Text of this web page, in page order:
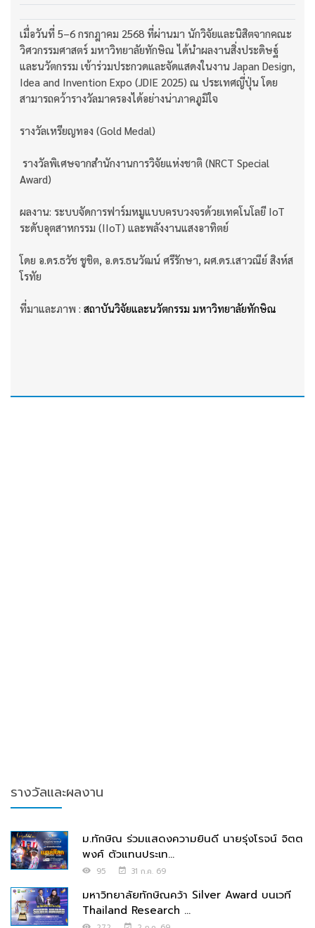
เมื่อวันที่ 5–6 กรกฎาคม 2568 ที่ผ่านมา นักวิจัยและนิสิตจากคณะ
วิศวกรรมศาสตร์ มหาวิทยาลัยทักษิณ ได้นำผลงานสิ่งประดิษฐ์
และนวัตกรรม เข้าร่วมประกวดและจัดแสดงในงาน Japan Design,
Idea and Invention Expo (JDIE 2025) ณ ประเทศญี่ปุ่น โดย
สามารถคว้ารางวัลมาครองได้อย่างน่าภาคภูมิใจ
รางวัลเหรียญทอง (Gold Medal)
รางวัลพิเศษจากสำนักงานการวิจัยแห่งชาติ (NRCT Special
Award)
ผลงาน: ระบบจัดการฟาร์มหมูแบบครบวงจรด้วยเทคโนโลยี IoT
ระดับอุตสาหกรรม (IIoT) และพลังงานแสงอาทิตย์
โดย อ.ดร.ธวัช ชูชิต, อ.ดร.ธนวัฒน์ ศรีรักษา, ผศ.ดร.เสาวณีย์ สิงห์ส
โรทัย
ที่มาและภาพ : สถาบันวิจัยและนวัตกรรม มหาวิทยาลัยทักษิณ
รางวัลและผลงาน
ม.ทักษิณ ร่วมแสดงความยินดี นายรุ่งโรจน์ จิตต
พงศ์ ตัวแทนประเท...
95 31 ก.ค. 69
มหาวิทยาลัยทักษิณคว้า Silver Award บนเวที
Thailand Research ...